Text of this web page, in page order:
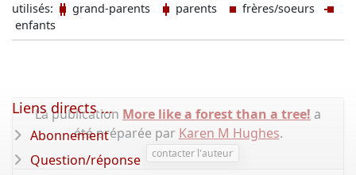
utilisés:
grand-parents parents
frères/soeurs
enfants
La publication More like a forest than a tree! a
été préparée par Karen M Hughes.
contacter l'auteur
Liens directs ...
Abonnement
Question/réponse